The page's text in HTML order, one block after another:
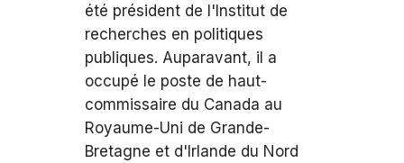
été président de l'Institut de
recherches en politiques
publiques. Auparavant, il a
occupé le poste de haut-
commissaire du Canada au
Royaume-Uni de Grande-
Bretagne et d'Irlande du Nord